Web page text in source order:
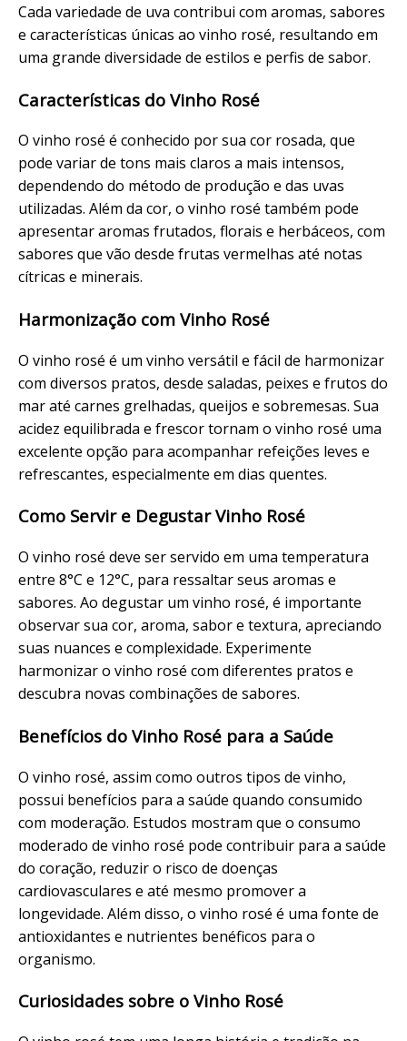
Cada variedade de uva contribui com aromas, sabores
e características únicas ao vinho rosé, resultando em
uma grande diversidade de estilos e perfis de sabor.
Características do Vinho Rosé
O vinho rosé é conhecido por sua cor rosada, que
pode variar de tons mais claros a mais intensos,
dependendo do método de produção e das uvas
utilizadas. Além da cor, o vinho rosé também pode
apresentar aromas frutados, florais e herbáceos, com
sabores que vão desde frutas vermelhas até notas
cítricas e minerais.
Harmonização com Vinho Rosé
O vinho rosé é um vinho versátil e fácil de harmonizar
com diversos pratos, desde saladas, peixes e frutos do
mar até carnes grelhadas, queijos e sobremesas. Sua
acidez equilibrada e frescor tornam o vinho rosé uma
excelente opção para acompanhar refeições leves e
refrescantes, especialmente em dias quentes.
Como Servir e Degustar Vinho Rosé
O vinho rosé deve ser servido em uma temperatura
entre 8°C e 12°C, para ressaltar seus aromas e
sabores. Ao degustar um vinho rosé, é importante
observar sua cor, aroma, sabor e textura, apreciando
suas nuances e complexidade. Experimente
harmonizar o vinho rosé com diferentes pratos e
descubra novas combinações de sabores.
Benefícios do Vinho Rosé para a Saúde
O vinho rosé, assim como outros tipos de vinho,
possui benefícios para a saúde quando consumido
com moderação. Estudos mostram que o consumo
moderado de vinho rosé pode contribuir para a saúde
do coração, reduzir o risco de doenças
cardiovasculares e até mesmo promover a
longevidade. Além disso, o vinho rosé é uma fonte de
antioxidantes e nutrientes benéficos para o
organismo.
Curiosidades sobre o Vinho Rosé